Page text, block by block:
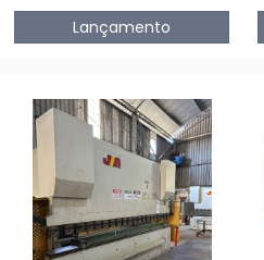
Lançamento